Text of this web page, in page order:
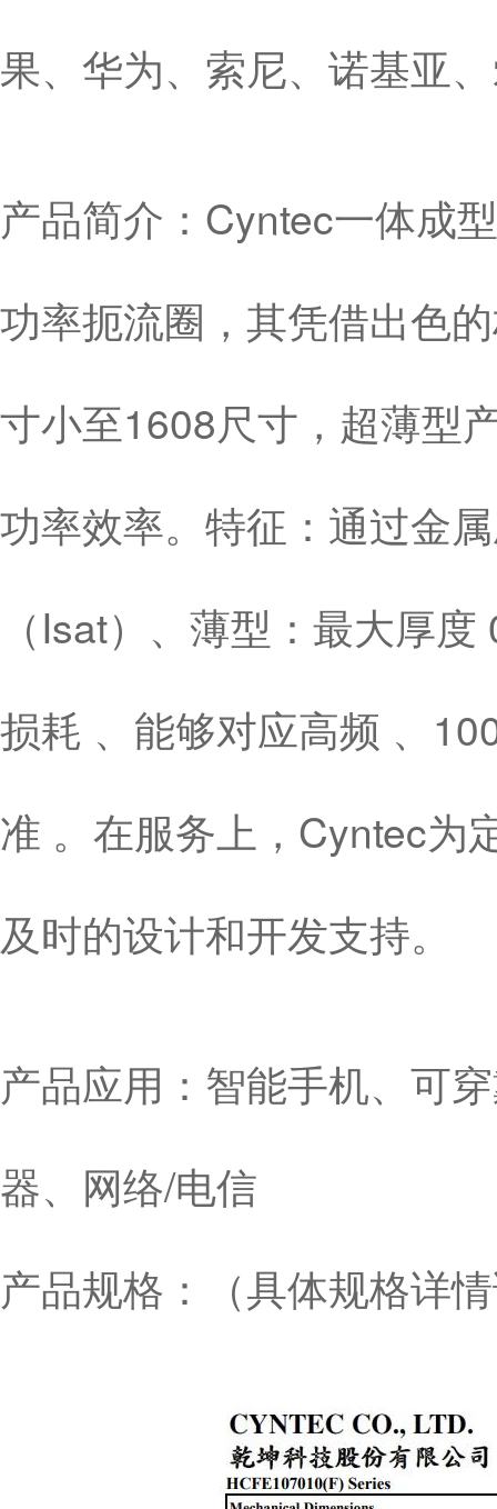
果、华为、索尼、诺基亚
产品简介：Cyntec一体成
功率扼流圈，其凭借出色
寸小至1608尺寸，超薄型
功率效率。特征：通过金
（Isat）、薄型：最大厚
损耗 、能够对应高频 、
准 。在服务上，Cyntec为
及时的设计和开发支持。
产品应用：智能手机、可
器、网络/电信
产品规格：（具体规格详